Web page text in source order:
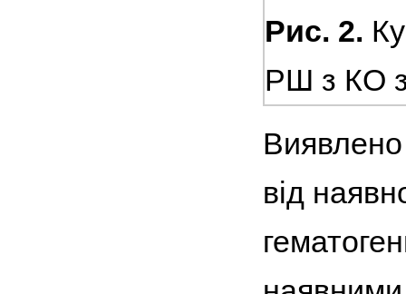
Рис. 2.
РШ з КО
від